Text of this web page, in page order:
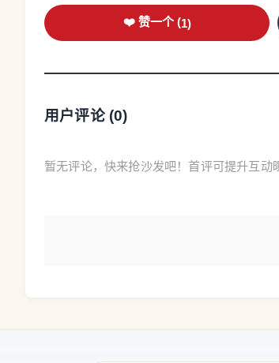
名薯片工厂Brets竟因高温导致的水
整个社会都在为这场“百年一遇
着气候变化的加剧，这种极端高温正
NEWS
28日，一场原本充满期待的跳
❤️ 赞一个 (1)
用户评论 (0)
暂无评论，快来抢沙发吧！首评可提升互动